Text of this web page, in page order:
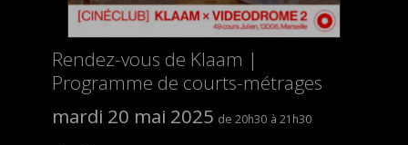
Rendez-vous de Klaam |
Programme de courts-métrages
mardi 20 mai 2025
20h30 21h30